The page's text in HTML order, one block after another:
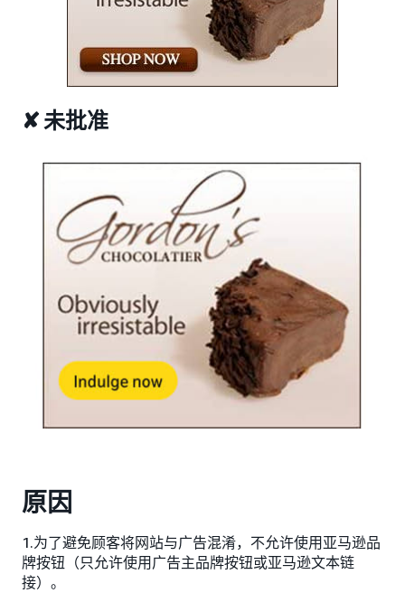
✘ 未批准
原因
1.为了避免顾客将网站与广告混淆，不允许使用亚马逊品
牌按钮（只允许使用广告主品牌按钮或亚马逊文本链
接）。